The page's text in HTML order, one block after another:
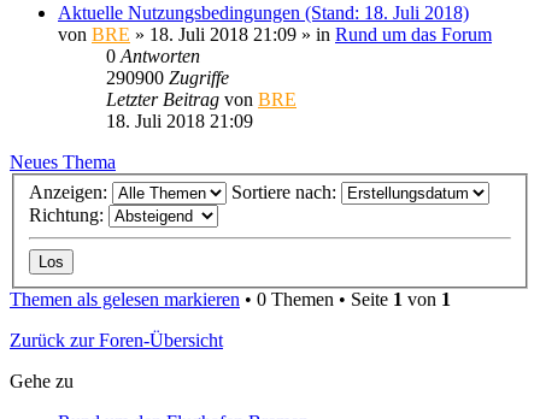
Aktuelle Nutzungsbedingungen (Stand: 18. Juli 2018)
von BRE » 18. Juli 2018 21:09 » in Rund um das Forum
0 Antworten
290900 Zugriffe
Letzter Beitrag von BRE
18. Juli 2018 21:09
Neues Thema
Anzeigen:
Sortiere nach:
Richtung:
Themen als gelesen markieren • 0 Themen • Seite 1 von 1
Zurück zur Foren-Übersicht
Gehe zu